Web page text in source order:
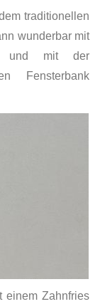
traditionellen
wunderbar mit
und mit der
Fensterbank
einem Zahnfries